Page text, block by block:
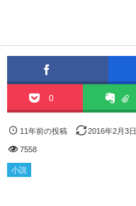
0
11年前の投稿 2016年2月3日
7558
小説